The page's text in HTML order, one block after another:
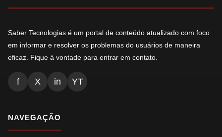
Saber Tecnologias é um portal de conteúdo atualizado com foco
em informar e resolver os problemas do usuários de maneira
eficaz. Fique à vontade para entrar em contato.
f X in YT
NAVEGAÇÃO